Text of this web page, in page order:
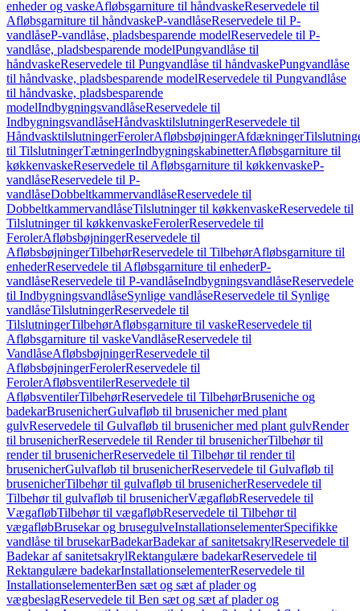
enheder og vaskeAfløbsgarniture til håndvaskeReservedele til
Afløbsgarniture til håndvaskeP-vandlåseReservedele til P-
vandlåseP-vandlåse, pladsbesparende modelReservedele til P-
vandlåse, pladsbesparende modelPungvandlåse til
håndvaskeReservedele til Pungvandlåse til håndvaskePungvandlåse
til håndvaske, pladsbesparende modelReservedele til Pungvandlåse
til håndvaske, pladsbesparende
modelIndbygningsvandlåseReservedele til
IndbygningsvandlåseHåndvasktilslutningerReservedele til
HåndvasktilslutningerFerolerAfløbsbøjningerAfdækninger
til TilslutningerTætningerIndbygningskabinetterAfløbsgarniture til
køkkenvaskeReservedele til Afløbsgarniture til køkkenvaskeP-
vandlåseReservedele til P-
vandlåseDobbeltkammervandlåseReservedele til
DobbeltkammervandlåseTilslutninger til køkkenvaskeReservedele til
Tilslutninger til køkkenvaskeFerolerReservedele til
FerolerAfløbsbøjningerReservedele til
AfløbsbøjningerTilbehørReservedele til TilbehørAfløbsgarniture til
enhederReservedele til Afløbsgarniture til enhederP-
vandlåseReservedele til P-vandlåseIndbygningsvandlåseReservedele
til IndbygningsvandlåseSynlige vandlåseReservedele til Synlige
vandlåseTilslutningerReservedele til
TilslutningerTilbehørAfløbsgarniture til vaskeReservedele til
Afløbsgarniture til vaskeVandlåseReservedele til
VandlåseAfløbsbøjningerReservedele til
AfløbsbøjningerFerolerReservedele til
FerolerAfløbsventilerReservedele til
AfløbsventilerTilbehørReservedele til TilbehørBruseniche og
badekarBrusenicherGulvafløb til brusenicher med plant
gulvReservedele til Gulvafløb til brusenicher med plant gulvRender
til brusenicherReservedele til Render til brusenicherTilbehør til
render til brusenicherReservedele til Tilbehør til render til
brusenicherGulvafløb til brusenicherReservedele til Gulvafløb til
brusenicherTilbehør til gulvafløb til brusenicherReservedele til
Tilbehør til gulvafløb til brusenicherVægafløbReservedele til
VægafløbTilbehør til vægafløbReservedele til Tilbehør til
vægafløbBrusekar og brusegulveInstallationselementerSpecifikke
vandlåse til brusekarBadekarBadekar af sanitetsakrylReservedele til
Badekar af sanitetsakrylRektangulære badekarReservedele til
Rektangulære badekarInstallationselementerReservedele til
InstallationselementerBen sæt og sæt af plader og
vægbeslagReservedele til Ben sæt og sæt af plader og